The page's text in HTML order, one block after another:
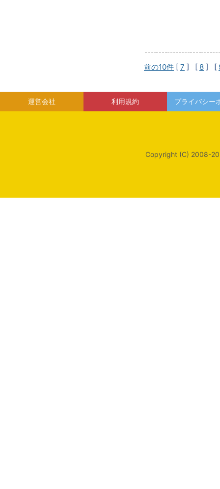
前の10件 [ 7 ] [ 8 ] [
運営会社 利用規約 プライバシー
Copyright (C) 2008-